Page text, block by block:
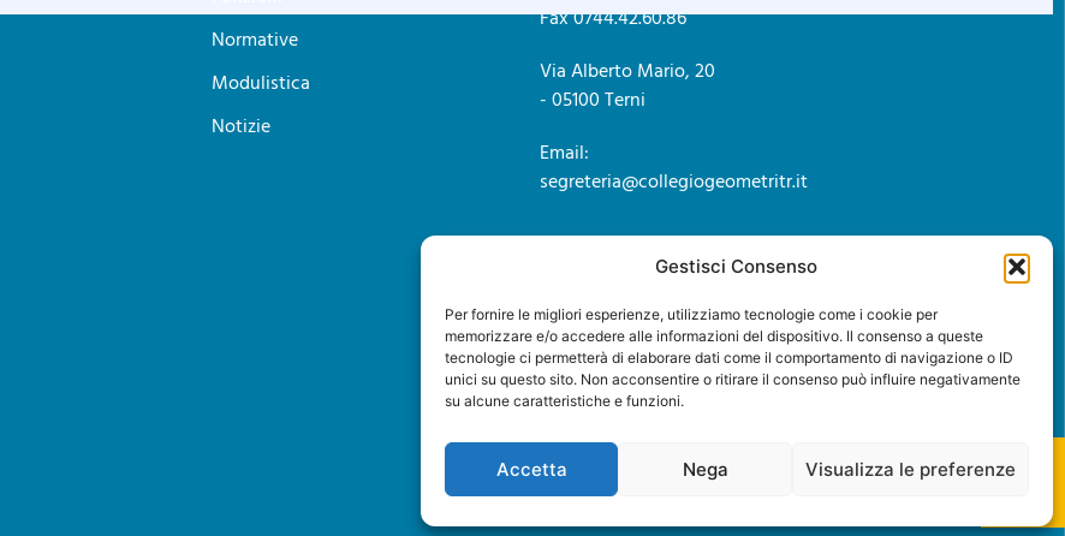
Gestisci Consenso
Per fornire le migliori esperienze, utilizziamo tecnologie come i cookie per
memorizzare e/o accedere alle informazioni del dispositivo. Il consenso a queste
tecnologie ci permetterà di elaborare dati come il comportamento di navigazione o ID
unici su questo sito. Non acconsentire o ritirare il consenso può influire negativamente
su alcune caratteristiche e funzioni.
Accetta Nega Visualizza le preferenze
Normative
Modulistica
Notizie
Fax 0744.42.60.86
Via Alberto Mario, 20
- 05100 Terni
Email:
segreteria@collegiogeometritr.it